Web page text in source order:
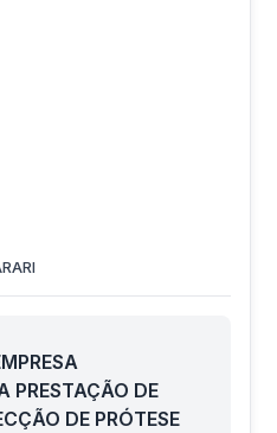
PRESTAÇÃO DE
DE PRÓTESE